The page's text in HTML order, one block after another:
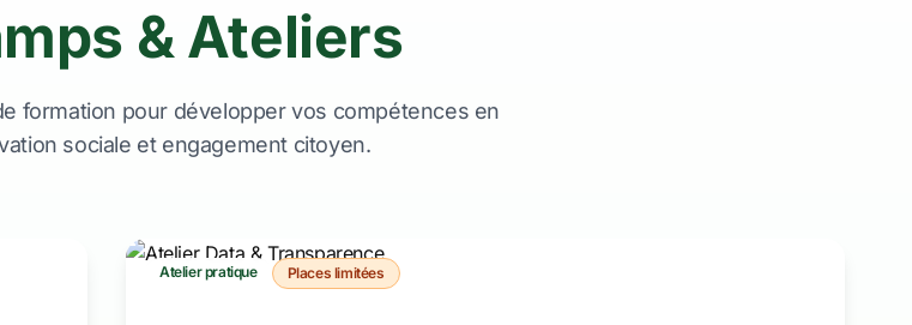
& Ateliers
formation pour développer vos compétences en
sociale et engagement citoyen.
Atelier pratique Places limitées